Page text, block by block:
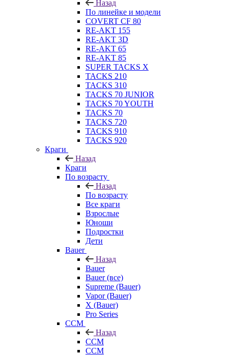
Назад
По линейке и модели
COVERT CF 80
RE-AKT 155
RE-AKT 3D
RE-AKT 65
RE-AKT 85
SUPER TACKS X
TACKS 210
TACKS 310
TACKS 70 JUNIOR
TACKS 70 YOUTH
TACKS 70
TACKS 720
TACKS 910
TACKS 920
Краги
Назад
Краги
По возрасту
Назад
По возрасту
Все краги
Взрослые
Юноши
Подростки
Дети
Bauer
Назад
Bauer
Bauer (все)
Supreme (Bauer)
Vapor (Bauer)
X (Bauer)
Pro Series
CCM
Назад
CCM
CCM